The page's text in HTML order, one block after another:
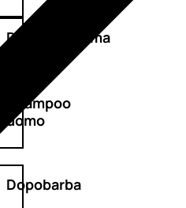
Docciaschiuma
Shampoo
uomo
Dopobarba